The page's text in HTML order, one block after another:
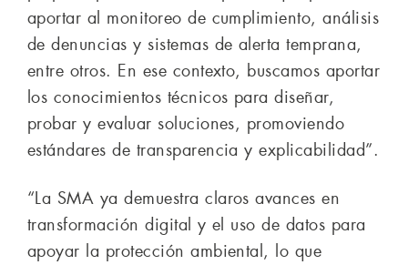
aportar al monitoreo de cumplimiento, análisis
de denuncias y sistemas de alerta temprana,
entre otros. En ese contexto, buscamos aportar
los conocimientos técnicos para diseñar,
probar y evaluar soluciones, promoviendo
estándares de transparencia y explicabilidad”.
“La SMA ya demuestra claros avances en
transformación digital y el uso de datos para
apoyar la protección ambiental, lo que